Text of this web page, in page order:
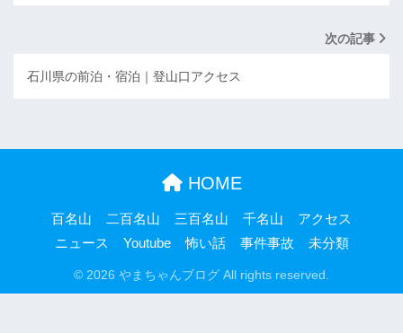
次の記事
石川県の前泊・宿泊｜登山口アクセス
HOME
百名山 二百名山 三百名山 千名山
アクセス
ニュース
Youtube 怖い話 事件事故 未分類
© 2026 やまちゃんブログ All rights reserved.